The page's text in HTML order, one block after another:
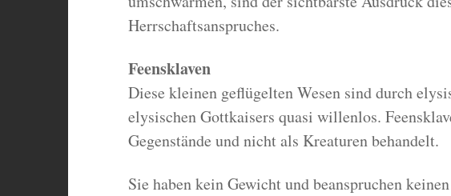
Herrschaftsanspruches.
Feensklaven
Diese kleinen geflügelten Wesen sind durch
elysischen Gottkaisers quasi willenlos.
Gegenstände und nicht als Kreaturen behandelt.
Sie haben kein Gewicht und beanspruchen